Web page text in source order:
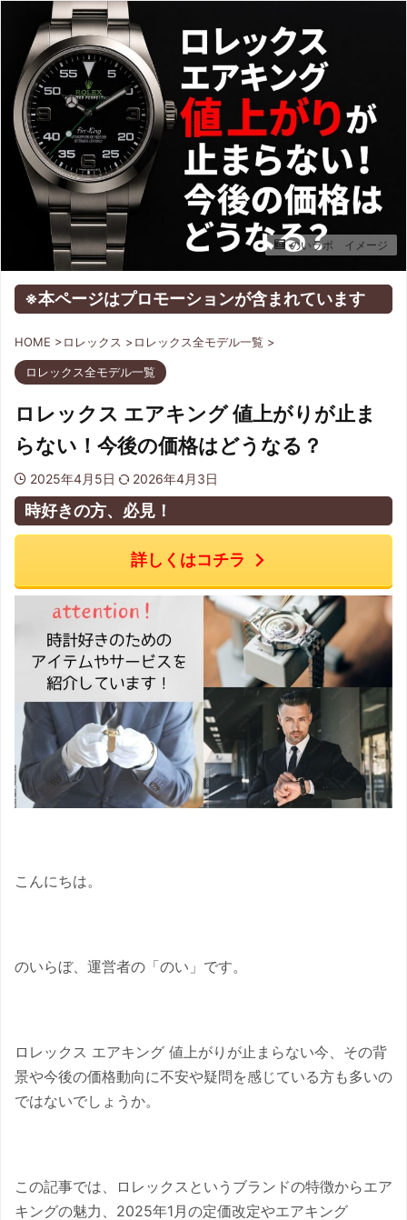
のいラボ イメージ
※本ページはプロモーションが含まれています
HOME >ロレックス >ロレックス全モデル一覧 >
ロレックス全モデル一覧
ロレックス エアキング 値上がりが止ま
らない！今後の価格はどうなる？
2025年4月5日 2026年4月3日
時好きの方、必見！
詳しくはコチラ
こんにちは。
のいらぼ、運営者の「のい」です。
ロレックス エアキング 値上がりが止まらない今、その背
景や今後の価格動向に不安や疑問を感じている方も多いの
ではないでしょうか。
この記事では、ロレックスというブランドの特徴からエア
キングの魅力、2025年1月の定価改定やエアキング